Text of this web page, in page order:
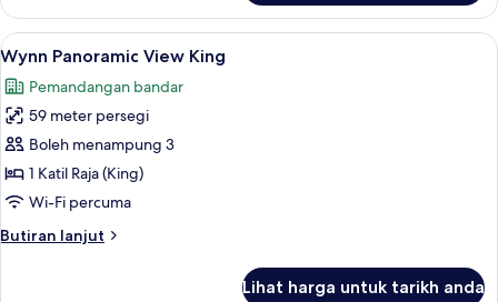
Panoramic
View
Two
Queens
Lihat
semua
foto
untuk
Wynn
Panoramic
View
Peralatan tempat tidur premium,
4
Wynn Panoramic View King
Pemandangan bandar
59 meter persegi
Boleh menampung 3
1 Katil Raja (King)
Wi-Fi percuma
Butiran lanjut
Butiran
Lihat harga untuk tarikh anda